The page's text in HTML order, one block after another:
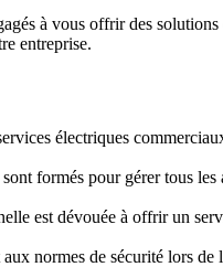
à vous offrir des
entreprise.
électriques
formés pour gérer tous les
est dévouée à offrir un
normes de sécurité lors